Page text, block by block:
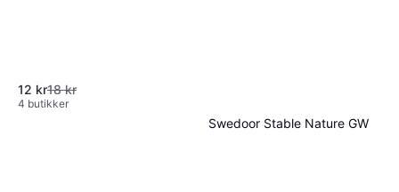
12 kr18 kr
4 butikker
Swedoor Stable Nature GW